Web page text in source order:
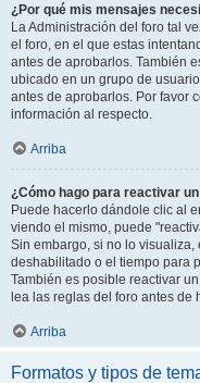
¿Por qué mis mensajes
La Administración del foro tal
el foro, en el que estas
antes de aprobarlos. También
ubicado en un grupo de
antes de aprobarlos. Por favor
información al respecto.
Arriba
¿Cómo hago para reactivar
Puede hacerlo dándole clic al
viendo el mismo, puede
Sin embargo, si no lo
deshabilitado o el tiempo para
También es posible reactivar
lea las reglas del foro antes de
Arriba
Formatos y tipos de